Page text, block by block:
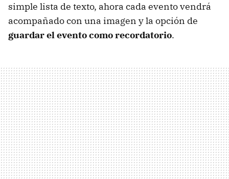
simple lista de texto, ahora cada evento vendrá
acompañado con una imagen y la opción de
guardar el evento como recordatorio.